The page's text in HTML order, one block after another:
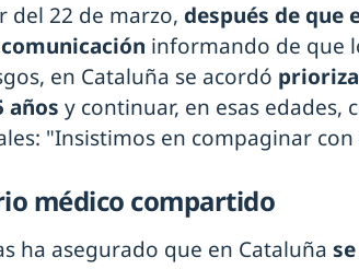
del 22 de marzo, después de que
informando de que
en Cataluña se acordó
años y continuar, en esas edades,
"Insistimos en compaginar con
médico compartido
ha asegurado que en Cataluña